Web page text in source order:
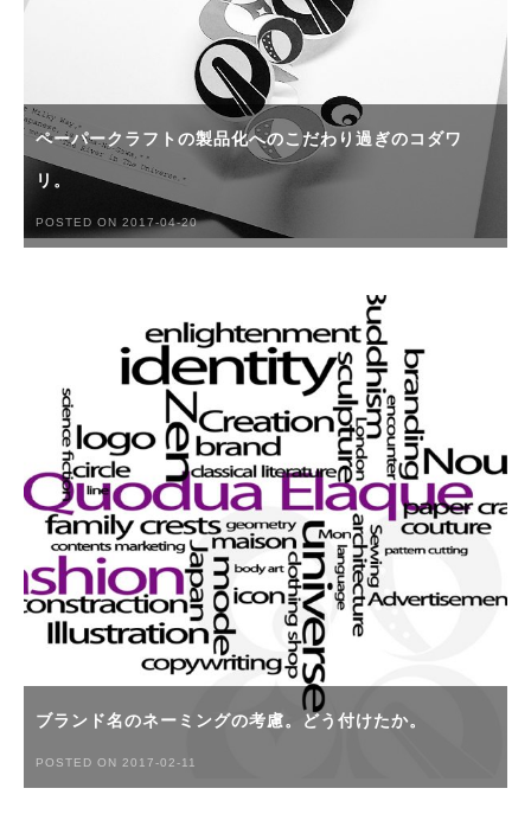
ペーパークラフトの製品化へのこだわり過ぎのコダワ
リ。
POSTED ON 2017-04-20
ブランド名のネーミングの考慮。どう付けたか。
POSTED ON 2017-02-11